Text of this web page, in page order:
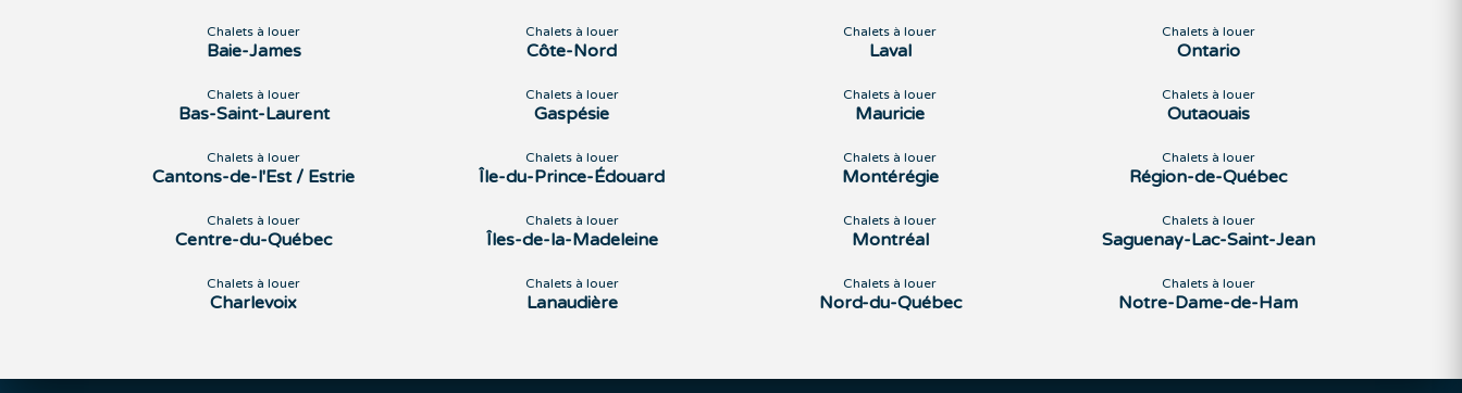
Chalets à louer
Baie-James
Chalets à louer
Bas-Saint-Laurent
Chalets à louer
Cantons-de-l'Est / Estrie
Chalets à louer
Centre-du-Québec
Chalets à louer
Charlevoix
Chalets à louer
Côte-Nord
Chalets à louer
Gaspésie
Chalets à louer
Île-du-Prince-Édouard
Chalets à louer
Îles-de-la-Madeleine
Chalets à louer
Lanaudière
Chalets à louer
Laval
Chalets à louer
Mauricie
Chalets à louer
Montérégie
Chalets à louer
Montréal
Chalets à louer
Nord-du-Québec
Chalets à louer
Ontario
Chalets à louer
Outaouais
Chalets à louer
Région-de-Québec
Chalets à louer
Saguenay-Lac-Saint-Jean
Chalets à louer
Notre-Dame-de-Ham